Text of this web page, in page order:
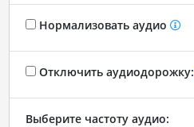
Нормализовать аудио
Отключить аудиодорожку:
Выберите частоту аудио: